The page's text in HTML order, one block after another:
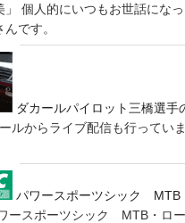
個人的にいつもお世話になっ
です。
ダカールパイロット三橋選手
ルからライブ配信も行っていま
パワースポーツシック MTB
ースポーツシック MTB・ロー